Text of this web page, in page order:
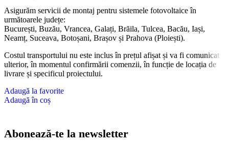
Asigurăm servicii de montaj pentru sistemele fotovoltaice în
următoarele județe:
București, Buzău, Vrancea, Galați, Brăila, Tulcea, Bacău, Iași,
Neamț, Suceava, Botoșani, Brașov și Prahova (Ploiești).
Costul transportului nu este inclus în prețul afișat și va fi comunicat
ulterior, în momentul confirmării comenzii, în funcție de locația de
livrare și specificul proiectului.
Adaugă la favorite
Adaugă în coș
Abonează-te la newsletter